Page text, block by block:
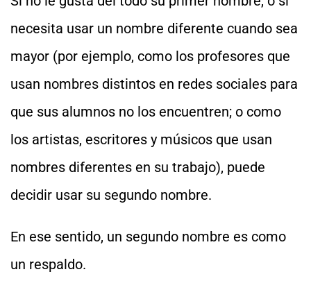
necesita usar un nombre diferente cuando sea
mayor (por ejemplo, como los profesores que
usan nombres distintos en redes sociales para
que sus alumnos no los encuentren; o como
los artistas, escritores y músicos que usan
nombres diferentes en su trabajo), puede
decidir usar su segundo nombre.
En ese sentido, un segundo nombre es como
un respaldo.